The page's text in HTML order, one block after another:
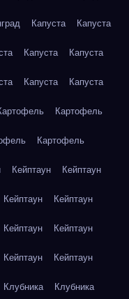
Капуста Капуста
Капуста Капуста
Капуста Капуста
Картофель
Картофель
Кейптаун Кейптаун
Кейптаун Кейптаун
Кейптаун Кейптаун
Кейптаун Кейптаун
Клубника Клубника